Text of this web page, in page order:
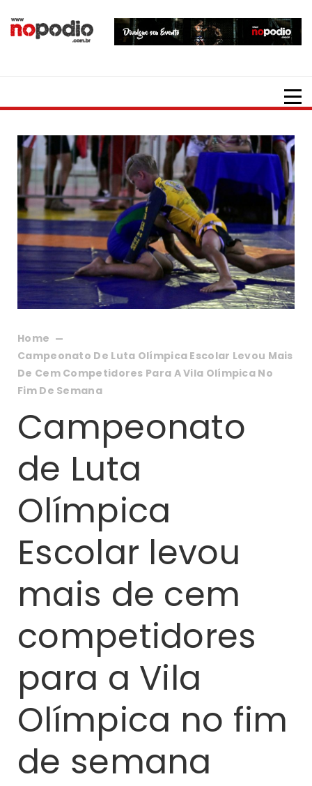
Home
Campeonato De Luta Olímpica Escolar Levou Mais
De Cem Competidores Para A Vila Olímpica No
Fim De Semana
Campeonato
de Luta
Olímpica
Escolar levou
mais de cem
competidores
para a Vila
Olímpica no fim
de semana